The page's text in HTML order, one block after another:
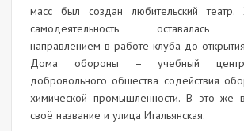
масс был создан любительский театр.
самодеятельность оставалась
направлением в работе клуба до
Дома обороны – учебный центр
добровольного общества содействия
химической промышленности. В это же
своё название и улица Итальянская.